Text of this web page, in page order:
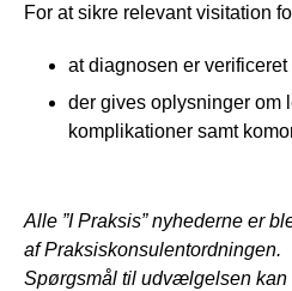
For at sikre relevant visitation
at diagnosen er
der gives oplysninger om
komplikationer samt
Alle ”I Praksis” nyhederne er
af Praksiskonsulentordningen.
Spørgsmål til udvælgelsen kan